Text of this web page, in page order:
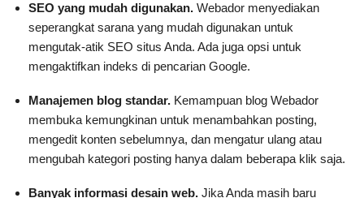
SEO yang mudah digunakan. Webador menyediakan
seperangkat sarana yang mudah digunakan untuk
mengutak-atik SEO situs Anda. Ada juga opsi untuk
mengaktifkan indeks di pencarian Google.
Manajemen blog standar. Kemampuan blog Webador
membuka kemungkinan untuk menambahkan posting,
mengedit konten sebelumnya, dan mengatur ulang atau
mengubah kategori posting hanya dalam beberapa klik saja.
Banyak informasi desain web. Jika Anda masih baru